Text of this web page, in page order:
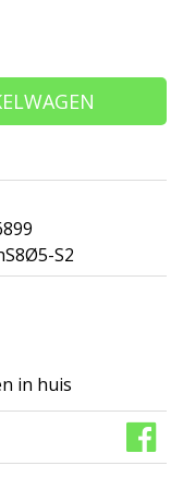
S2
in huis